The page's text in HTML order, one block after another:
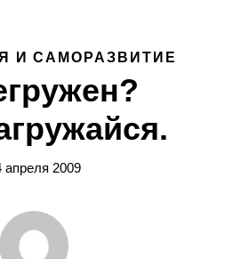
И САМОРАЗВИТИЕ
апреля 2009